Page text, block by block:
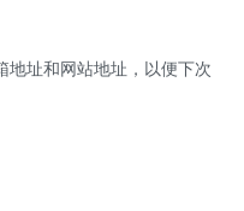
地址和网站地址，以便下次